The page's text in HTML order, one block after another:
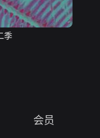
季
会员